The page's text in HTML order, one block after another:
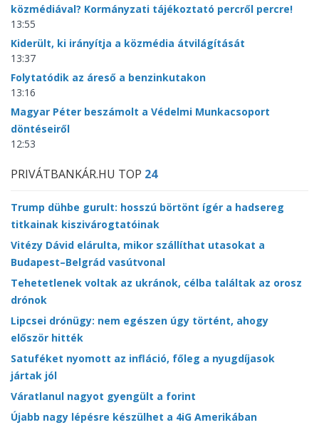
közmédiával? Kormányzati tájékoztató percről percre!
13:55
Kiderült, ki irányítja a közmédia átvilágítását
13:37
Folytatódik az áreső a benzinkutakon
13:16
Magyar Péter beszámolt a Védelmi Munkacsoport
döntéseiről
12:53
PRIVÁTBANKÁR.HU TOP 24
Trump dühbe gurult: hosszú börtönt ígér a hadsereg
titkainak kiszivárogtatóinak
Vitézy Dávid elárulta, mikor szállíthat utasokat a
Budapest–Belgrád vasútvonal
Tehetetlenek voltak az ukránok, célba találtak az orosz
drónok
Lipcsei drónügy: nem egészen úgy történt, ahogy
először hitték
Satuféket nyomott az infláció, főleg a nyugdíjasok
jártak jól
Váratlanul nagyot gyengült a forint
Újabb nagy lépésre készülhet a 4iG Amerikában